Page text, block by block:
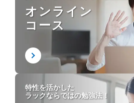
オンライン
コース
特性を活かした
ラックならではの勉強法！